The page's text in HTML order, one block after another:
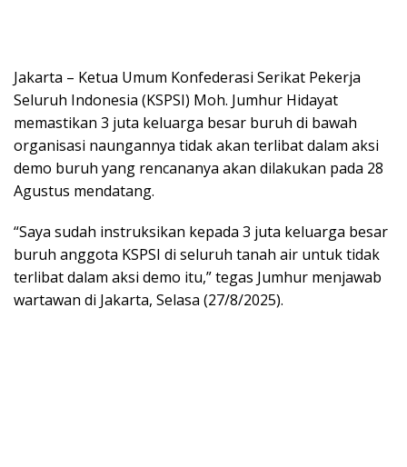
Jakarta – Ketua Umum Konfederasi Serikat Pekerja
Seluruh Indonesia (KSPSI) Moh. Jumhur Hidayat
memastikan 3 juta keluarga besar buruh di bawah
organisasi naungannya tidak akan terlibat dalam aksi
demo buruh yang rencananya akan dilakukan pada 28
Agustus mendatang.
“Saya sudah instruksikan kepada 3 juta keluarga besar
buruh anggota KSPSI di seluruh tanah air untuk tidak
terlibat dalam aksi demo itu,” tegas Jumhur menjawab
wartawan di Jakarta, Selasa (27/8/2025).